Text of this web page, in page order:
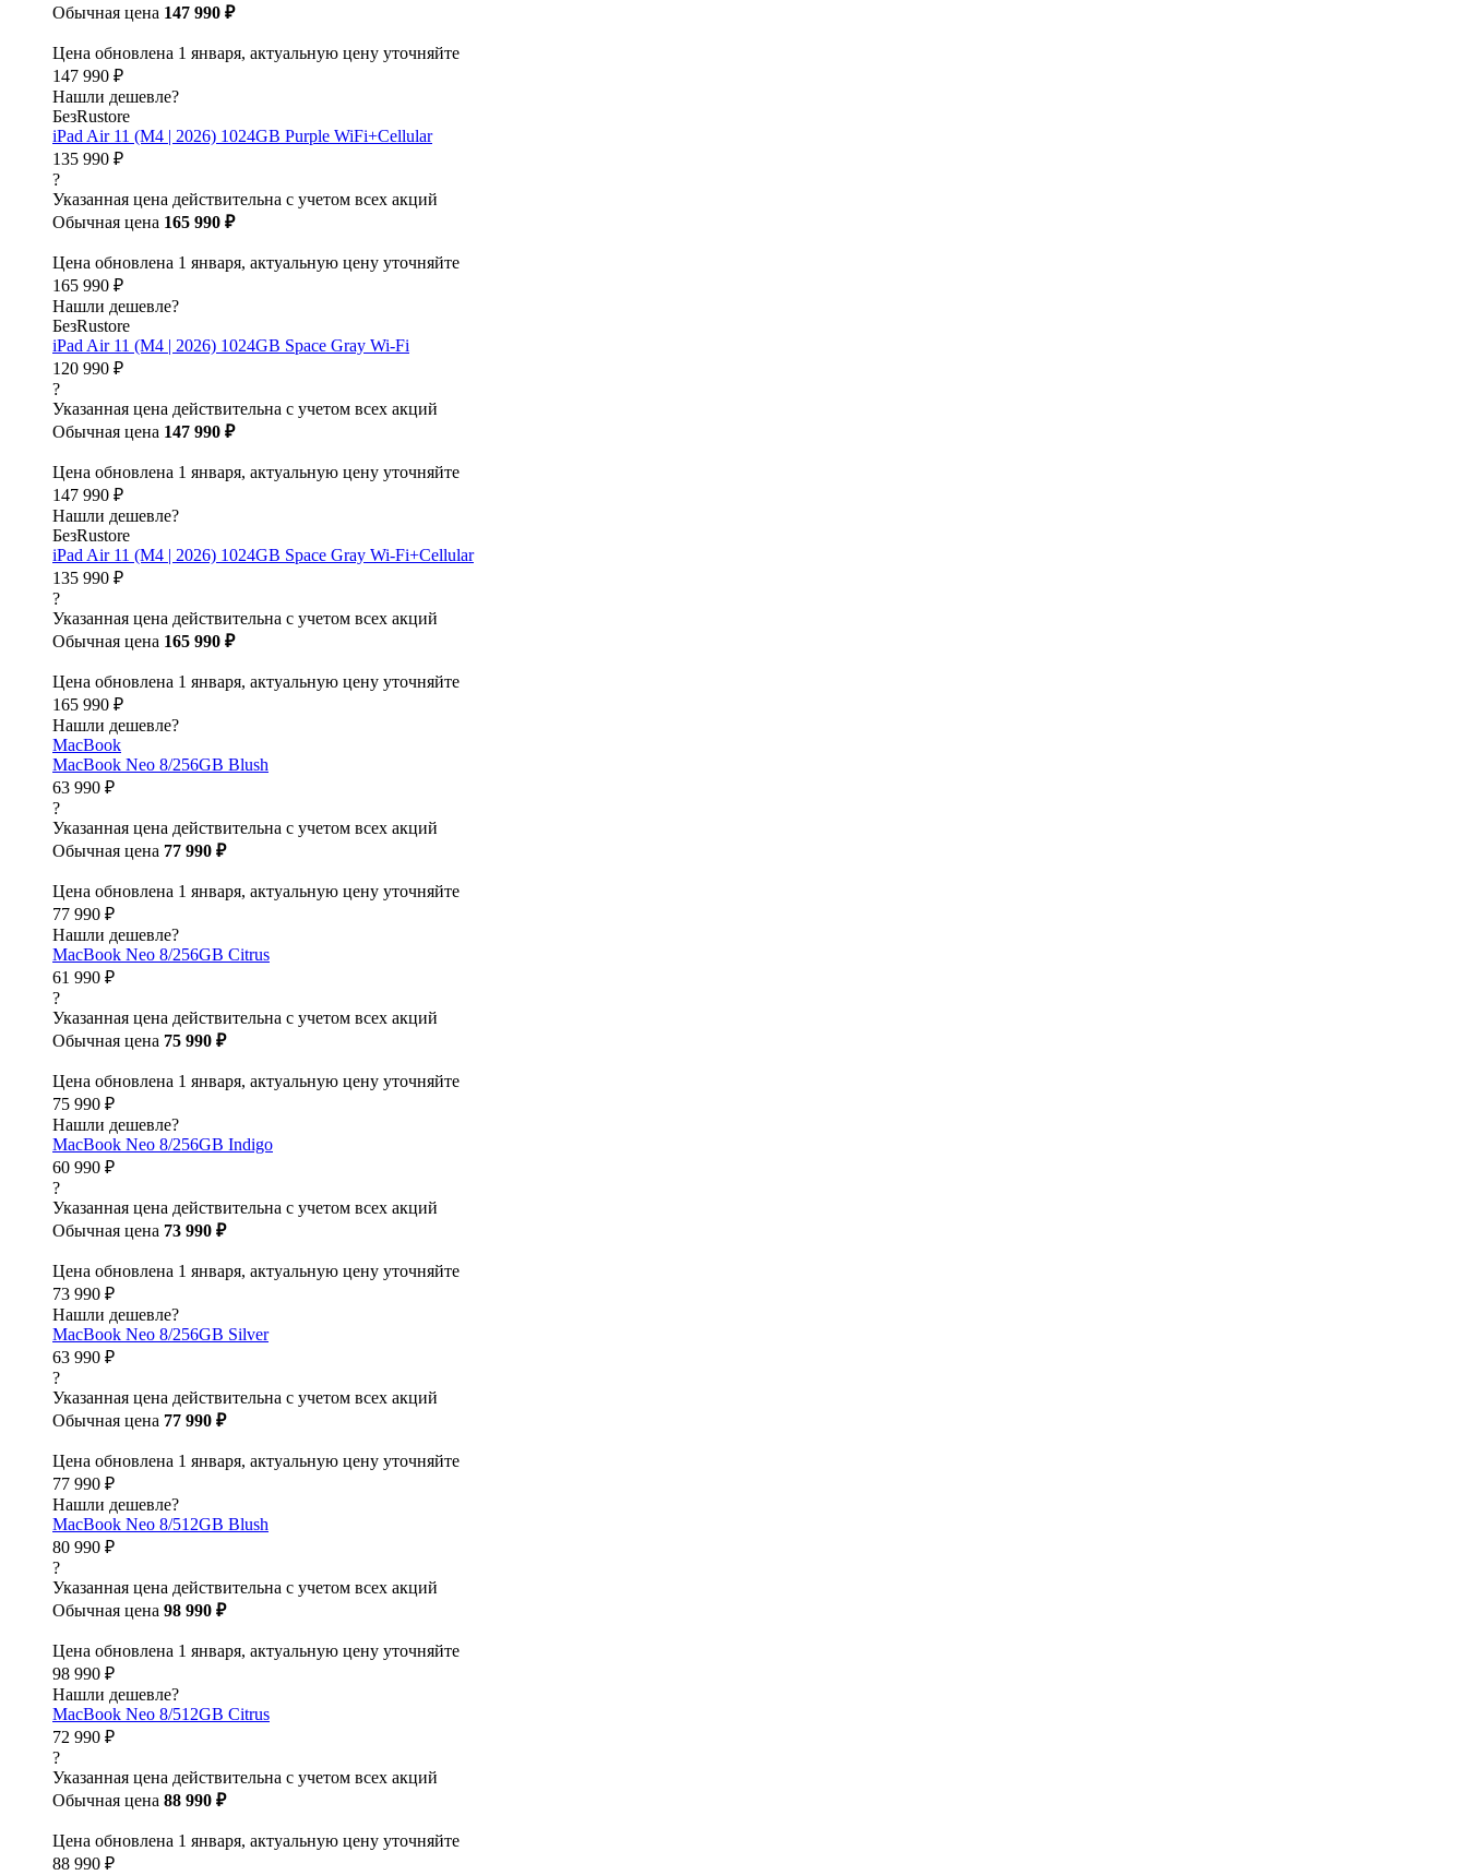
Обычная цена 147 990 ₽
Цена обновлена 1 января, актуальную цену уточняйте
147 990 ₽
Нашли дешевле?
БезRustore
iPad Air 11 (M4 | 2026) 1024GB Purple WiFi+Cellular
135 990 ₽
?
Указанная цена действительна с учетом всех акций
Обычная цена 165 990 ₽
Цена обновлена 1 января, актуальную цену уточняйте
165 990 ₽
Нашли дешевле?
БезRustore
iPad Air 11 (M4 | 2026) 1024GB Space Gray Wi-Fi
120 990 ₽
?
Указанная цена действительна с учетом всех акций
Обычная цена 147 990 ₽
Цена обновлена 1 января, актуальную цену уточняйте
147 990 ₽
Нашли дешевле?
БезRustore
iPad Air 11 (M4 | 2026) 1024GB Space Gray Wi-Fi+Cellular
135 990 ₽
?
Указанная цена действительна с учетом всех акций
Обычная цена 165 990 ₽
Цена обновлена 1 января, актуальную цену уточняйте
165 990 ₽
Нашли дешевле?
MacBook
MacBook Neo 8/256GB Blush
63 990 ₽
?
Указанная цена действительна с учетом всех акций
Обычная цена 77 990 ₽
Цена обновлена 1 января, актуальную цену уточняйте
77 990 ₽
Нашли дешевле?
MacBook Neo 8/256GB Citrus
61 990 ₽
?
Указанная цена действительна с учетом всех акций
Обычная цена 75 990 ₽
Цена обновлена 1 января, актуальную цену уточняйте
75 990 ₽
Нашли дешевле?
MacBook Neo 8/256GB Indigo
60 990 ₽
?
Указанная цена действительна с учетом всех акций
Обычная цена 73 990 ₽
Цена обновлена 1 января, актуальную цену уточняйте
73 990 ₽
Нашли дешевле?
MacBook Neo 8/256GB Silver
63 990 ₽
?
Указанная цена действительна с учетом всех акций
Обычная цена 77 990 ₽
Цена обновлена 1 января, актуальную цену уточняйте
77 990 ₽
Нашли дешевле?
MacBook Neo 8/512GB Blush
80 990 ₽
?
Указанная цена действительна с учетом всех акций
Обычная цена 98 990 ₽
Цена обновлена 1 января, актуальную цену уточняйте
98 990 ₽
Нашли дешевле?
MacBook Neo 8/512GB Citrus
72 990 ₽
?
Указанная цена действительна с учетом всех акций
Обычная цена 88 990 ₽
Цена обновлена 1 января, актуальную цену уточняйте
88 990 ₽